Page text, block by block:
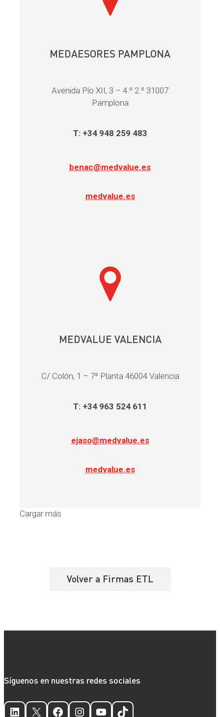
MEDAESORES PAMPLONA
Avenida Pío XII, 3 – 4.º 2.º 31007
Pamplona
T: +34 948 259 483
benac@medvalue.es
medvalue.es
MEDVALUE VALENCIA
C/ Colón, 1 – 7ª Planta 46004 Valencia
T: +34 963 524 611
ejaso@medvalue.es
medvalue.es
Cargar más
Volver a Firmas ETL
Síguenos en nuestras redes sociales
LinkedIn
X Facebook
Instagram
YouTube
TikTok